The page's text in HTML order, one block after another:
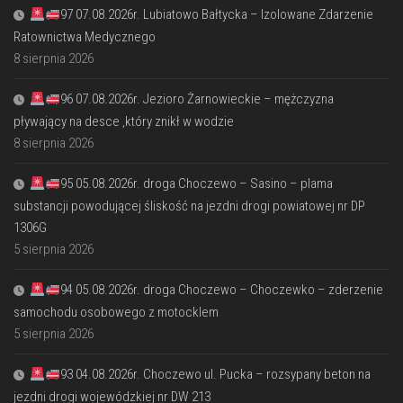
97 07.08.2026r. Lubiatowo Bałtycka – Izolowane Zdarzenie
Ratownictwa Medycznego
8 sierpnia 2026
96 07.08.2026r. Jezioro Żarnowieckie – mężczyzna
pływający na desce ,który znikł w wodzie
8 sierpnia 2026
95 05.08.2026r. droga Choczewo – Sasino – plama
substancji powodującej śliskość na jezdni drogi powiatowej nr DP
1306G
5 sierpnia 2026
94 05.08.2026r. droga Choczewo – Choczewko – zderzenie
samochodu osobowego z motocklem
5 sierpnia 2026
93 04.08.2026r. Choczewo ul. Pucka – rozsypany beton na
jezdni drogi wojewódzkiej nr DW 213